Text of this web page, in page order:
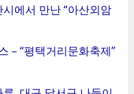
에서 만난 “아산외암
– “평택거리문화축제”